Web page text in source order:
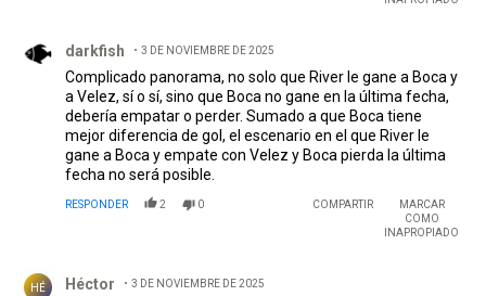
darkfish 3 DE NOVIEMBRE DE 2025
Complicado panorama, no solo que River le gane a Boca y
a Velez, sí o sí, sino que Boca no gane en la última fecha,
debería empatar o perder. Sumado a que Boca tiene
mejor diferencia de gol, el escenario en el que River le
gane a Boca y empate con Velez y Boca pierda la última
fecha no será posible.
RESPONDER 2 0 COMPARTIR
MARCAR
COMO
INAPROPIADO
HÉ Héctor 3 DE NOVIEMBRE DE 2025